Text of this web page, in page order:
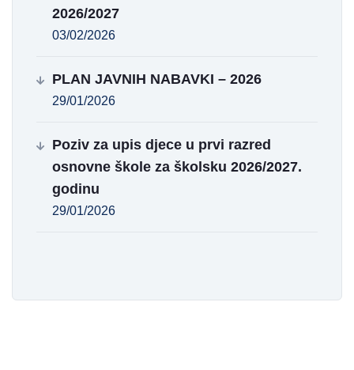
2026/2027
03/02/2026
PLAN JAVNIH NABAVKI – 2026
29/01/2026
Poziv za upis djece u prvi razred
osnovne škole za školsku 2026/2027.
godinu
29/01/2026